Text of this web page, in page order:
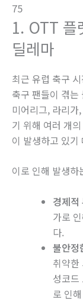
75
1. OTT 플
딜레마
최근 유럽 축구
축구 팬들이 겪는
미어리그, 라리
기 위해 여러 개
이 발생하고 있기
이로 인해 발생
경제적
가로
다.
불안정
취약한
성코드
로 인